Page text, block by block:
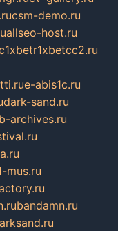
csm-demo.ru
allseo-host.ru
e-abis1c.ru
dark-sand.ru
archives.ru
mus.ru
bandamn.ru